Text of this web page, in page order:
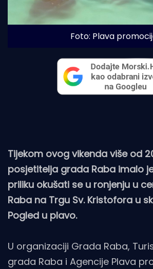
Foto: Plava
Tijekom ovog vikenda više od
posjetitelja grada Raba imalo
priliku okušati se u ronjenju u
Raba na Trgu Sv. Kristofora u
Pogled u plavo.
U organizaciji Grada Raba,
grada Raba i Agencije Plava